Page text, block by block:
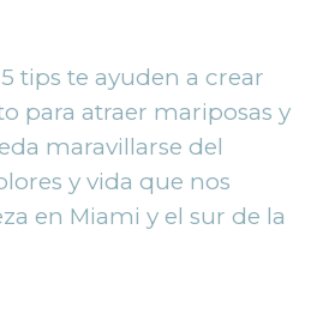
tips te ayuden a crear
para atraer mariposas y
maravillarse del
y vida que nos
en Miami y el sur de la